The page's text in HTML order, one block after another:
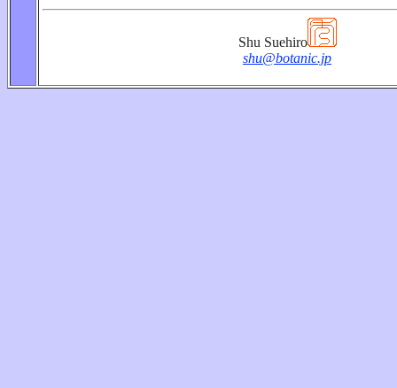
Shu Suehiro
shu@botanic.jp